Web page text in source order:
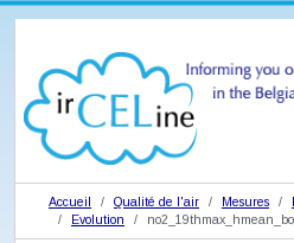
Accueil Qualité de l'air Mesures
Evolution